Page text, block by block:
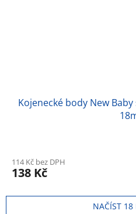
Kojenecké body New
114 Kč bez DPH
138 Kč
NAČÍST 18